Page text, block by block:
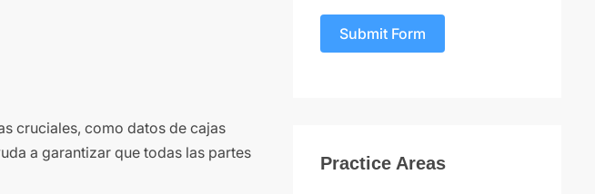
cruciales, como datos de cajas
a garantizar que todas las partes
Submit Form
Practice Areas